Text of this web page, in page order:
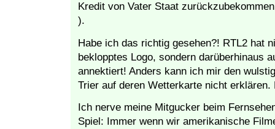
Kredit von Vater Staat
).
Habe ich das richtig gesehen?! RTL2 hat
beklopptes Logo, sondern darüberhinaus
annektiert! Anders kann ich mir den
Trier auf deren Wetterkarte nicht
Ich nerve meine Mitgucker beim
Spiel: Immer wenn wir amerikanische